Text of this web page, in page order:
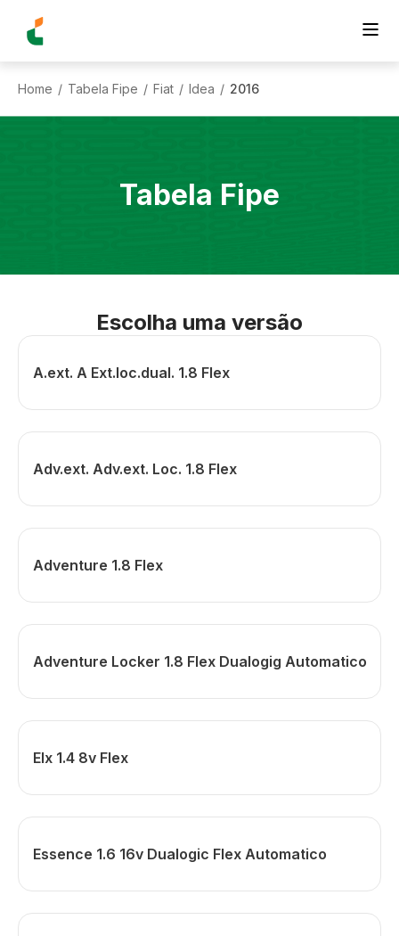
Home / Tabela Fipe / Fiat / Idea / 2016
Tabela Fipe
Escolha uma versão
A.ext. A Ext.loc.dual. 1.8 Flex
Adv.ext. Adv.ext. Loc. 1.8 Flex
Adventure 1.8 Flex
Adventure Locker 1.8 Flex Dualogig Automatico
Elx 1.4 8v Flex
Essence 1.6 16v Dualogic Flex Automatico